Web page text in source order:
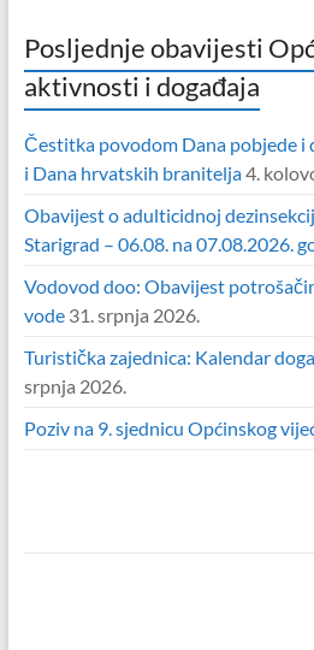
Posljednje obavijesti
aktivnosti i događaja
Čestitka povodom Dana pobjede i
i Dana hrvatskih branitelja4.
Obavijest o adulticidnoj
Starigrad – 06.08. na 07.08.2026.
Vodovod doo: Obavijest
vode 31. srpnja 2026.
Turistička zajednica: Kalendar
srpnja 2026.
Poziv na 9. sjednicu Općinskog